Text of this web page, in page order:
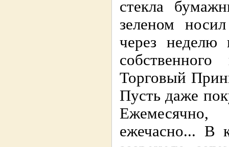
стекла
зеленом
через
Торговый
Пусть даже
ежечасно... В